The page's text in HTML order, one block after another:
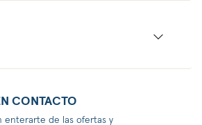
CONTACTO
enterarte de las ofertas y